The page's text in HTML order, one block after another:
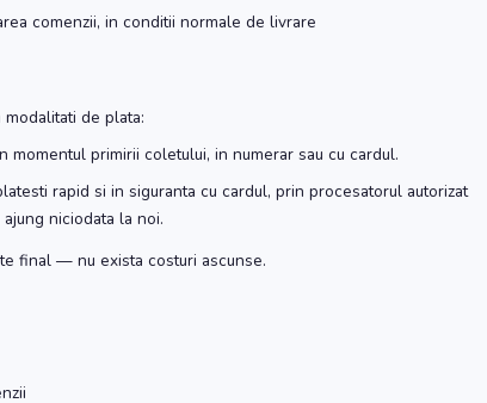
comenzii, in conditii normale de livrare
de plata:
primirii coletului, in numerar sau cu cardul.
rapid si in siguranta cu cardul, prin procesatorul autorizat
niciodata la noi.
final — nu exista costuri ascunse.